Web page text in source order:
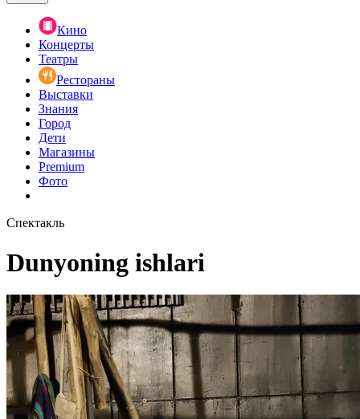
Кино
Концерты
Театры
Рестораны
Выставки
Знания
Город
Дети
Магазины
Premium
Фото
Спектакль
Dunyoning ishlari